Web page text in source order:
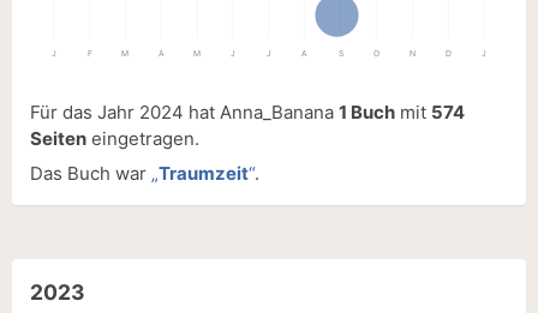
J F M A M J J A S O N D J
Für das Jahr 2024 hat Anna_Banana 1 Buch mit 574
Seiten eingetragen.
Das Buch war „Traumzeit“.
2023